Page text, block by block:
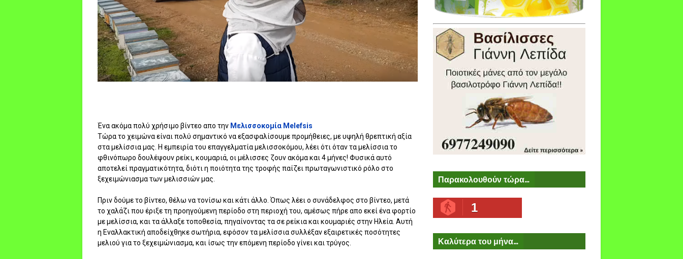
Ένα ακόμα πολύ χρήσιμο βίντεο απο την Μελισσοκομία Melefsis
Τώρα το χειμώνα είναι πολύ σημαντικό να εξασφαλίσουμε προμήθειες, με υψηλή θρεπτική αξία
στα μελίσσια μας. Η εμπειρία του επαγγελματία μελισσοκόμου, λέει ότι όταν τα μελίσσια το
φθινόπωρο δουλέψουν ρείκι, κουμαριά, οι μέλισσες ζουν ακόμα και 4 μήνες! Φυσικά αυτό
αποτελεί πραγματικότητα, διότι η ποιότητα της τροφής παίζει πρωταγωνιστικό ρόλο στο
ξεχειμώνιασμα των μελισσιών μας.
Πριν δούμε το βίντεο, θέλω να τονίσω και κάτι άλλο. Όπως λέει ο συνάδελφος στο βίντεο, μετά
το χαλάζι που έριξε τη προηγούμενη περίοδο στη περιοχή του, αμέσως πήρε απο εκεί ένα φορτίο
με μελίσσια, και τα άλλαξε τοποθεσία, πηγαίνοντας τα σε ρείκια και κουμαριές στην Ηλεία. Αυτή
η Εναλλακτική αποδείχθηκε σωτήρια, εφόσον τα μελίσσια συλλέξαν εξαιρετικές ποσότητες
μελιού για το ξεχειμώνιασμα, και ίσως την επόμενη περίοδο γίνει και τρύγος.
Παρακολουθούν τώρα...
1
Καλύτερα του μήνα...